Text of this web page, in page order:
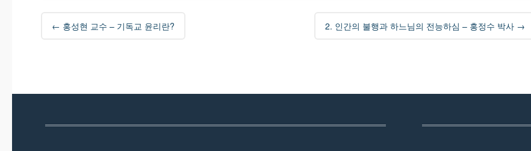
Post
navigation
← 홍성현 교수 – 기독교 윤리란? 2. 인간의 불행과 하느님의 전능하심 – 홍정수 박사 →